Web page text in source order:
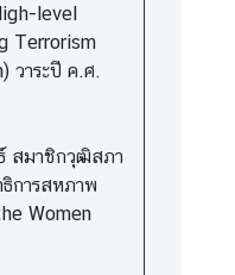
level
Terrorism
วาระปี ค.ศ.
สมาชิกวุฒิสภา
การสหภาพ
Women